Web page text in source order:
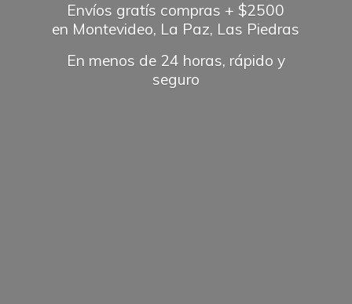
Envíos gratís compras + $2500
en Montevideo, La Paz, Las Piedras
En menos de 24 horas, rápido y
seguro